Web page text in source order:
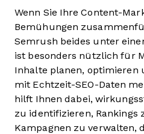
Wenn Sie Ihre Content-
Bemühungen
Semrush beides unter
ist besonders nützlich für
Inhalte planen, optimieren
mit Echtzeit-SEO-Daten
hilft Ihnen dabei,
zu identifizieren, Rankings
Kampagnen zu verwalten,